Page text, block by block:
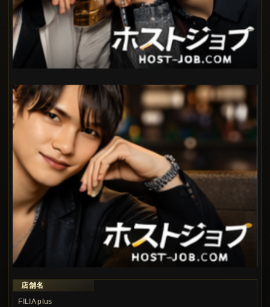
この求人の注目ポイント
店舗名
FILIA plus